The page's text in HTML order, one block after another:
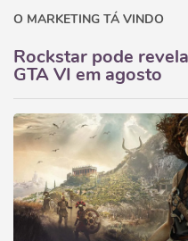
O MARKETING TÁ VINDO
Rockstar pode
GTA VI em agosto